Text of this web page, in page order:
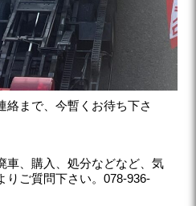
絡まで、今暫くお待ち下さ
車、購入、処分などなど、気
りご質問下さい。078-936-